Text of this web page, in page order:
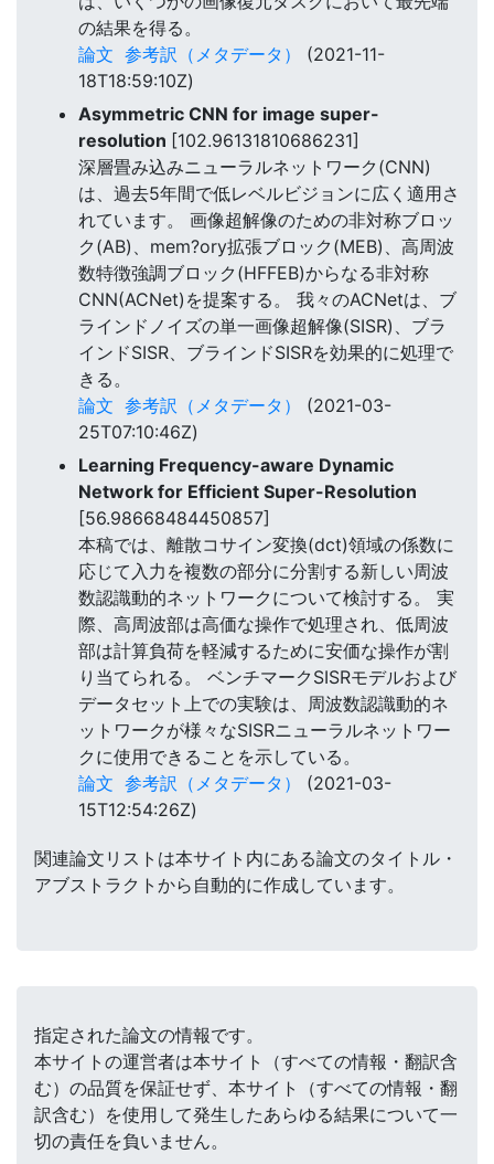
の結果を得る。
論文 参考訳（メタデータ）
(2021-11-
18T18:59:10Z)
Asymmetric CNN for image super-
resolution [102.96131810686231]
深層畳み込みニューラルネットワーク(CNN)
は、過去5年間で低レベルビジョンに広く適用さ
れています。 画像超解像のための非対称ブロッ
ク(AB)、mem?ory拡張ブロック(MEB)、高周波
数特徴強調ブロック(HFFEB)からなる非対称
CNN(ACNet)を提案する。 我々のACNetは、ブ
ラインドノイズの単一画像超解像(SISR)、ブラ
インドSISR、ブラインドSISRを効果的に処理で
きる。
論文 参考訳（メタデータ）
(2021-03-
25T07:10:46Z)
Learning Frequency-aware Dynamic
Network for Efficient Super-Resolution
[56.98668484450857]
本稿では、離散コサイン変換(dct)領域の係数に
応じて入力を複数の部分に分割する新しい周波
数認識動的ネットワークについて検討する。 実
際、高周波部は高価な操作で処理され、低周波
部は計算負荷を軽減するために安価な操作が割
り当てられる。 ベンチマークSISRモデルおよび
データセット上での実験は、周波数認識動的ネ
ットワークが様々なSISRニューラルネットワー
クに使用できることを示している。
論文 参考訳（メタデータ）
(2021-03-
15T12:54:26Z)
関連論文リストは本サイト内にある論文のタイトル・
アブストラクトから自動的に作成しています。
指定された論文の情報です。
本サイトの運営者は本サイト（すべての情報・翻訳含
む）の品質を保証せず、本サイト（すべての情報・翻
訳含む）を使用して発生したあらゆる結果について一
切の責任を負いません。